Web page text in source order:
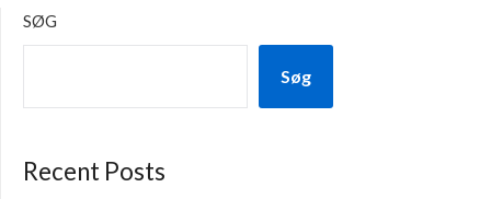
SØG
Søg
Recent Posts